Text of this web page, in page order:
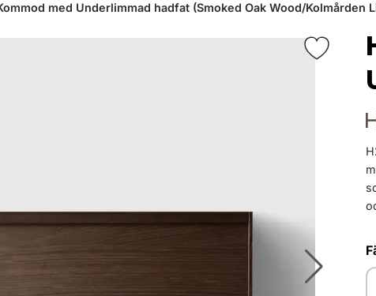
med Underlimmad hadfat (Smoked Oak Wood/Kolmården